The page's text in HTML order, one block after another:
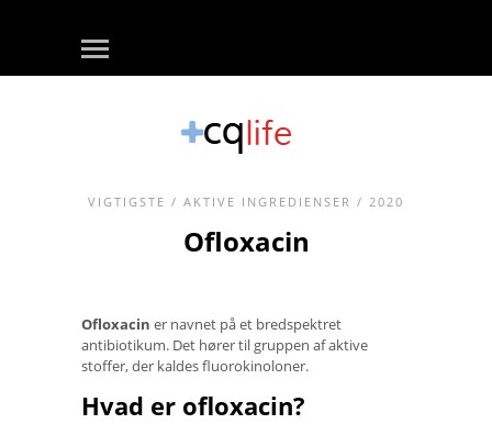
VIGTIGSTE / AKTIVE INGREDIENSER / 2020
Ofloxacin
Ofloxacin er navnet på et bredspektret
antibiotikum. Det hører til gruppen af ​​aktive
stoffer, der kaldes fluorokinoloner.
Hvad er ofloxacin?